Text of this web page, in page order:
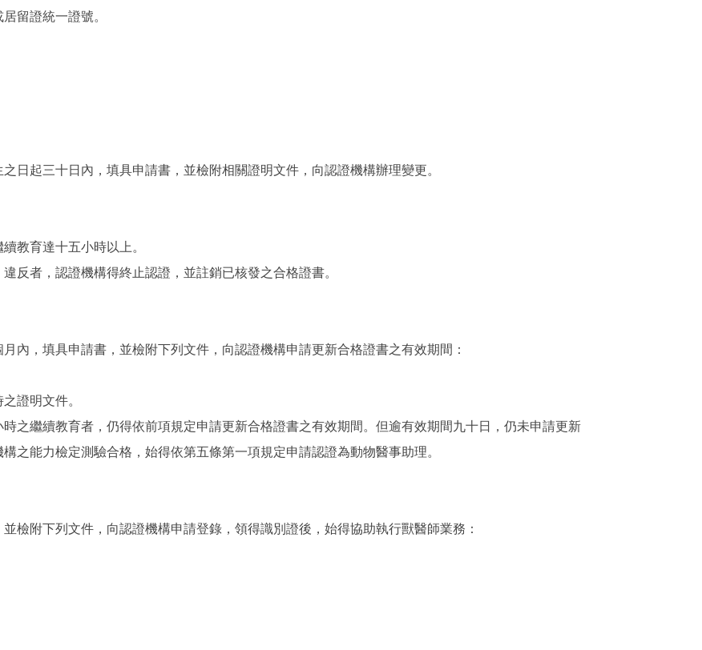
留證統一證號。
日起三十日內，填具申請書，並檢附相關證明文件，向認證機構辦理變更。
教育達十五小時以上。
反者，認證機構得終止認證，並註銷已核發之合格證書。
內，填具申請書，並檢附下列文件，向認證機構申請更新合格證書之有效期間：
證明文件。
之繼續教育者，仍得依前項規定申請更新合格證書之有效期間。但逾有效期間九十日，仍未申請更新
之能力檢定測驗合格，始得依第五條第一項規定申請認證為動物醫事助理。
檢附下列文件，向認證機構申請登錄，領得識別證後，始得協助執行獸醫師業務：